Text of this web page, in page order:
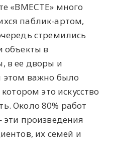
«ВМЕСТЕ» много
паблик-артом,
стремились
объекты в
в ее дворы и
этом важно было
это искусство
Около 80% работ
произведения
их семей и